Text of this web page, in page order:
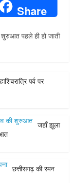
Share
शुरुआत पहले ही हो जाती
पर्व पर
जहाँ झूला
छत्तीसगढ़ की रमन